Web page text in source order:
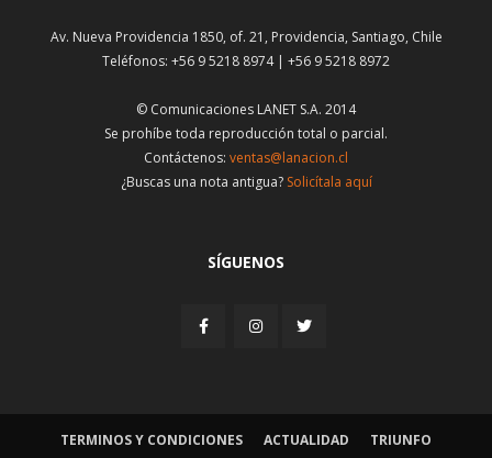
Av. Nueva Providencia 1850, of. 21, Providencia, Santiago, Chile
Teléfonos: +56 9 5218 8974 | +56 9 5218 8972
© Comunicaciones LANET S.A. 2014
Se prohíbe toda reproducción total o parcial.
Contáctenos: ventas@lanacion.cl
¿Buscas una nota antigua? Solicítala aquí
SÍGUENOS
TERMINOS Y CONDICIONES ACTUALIDAD TRIUNFO